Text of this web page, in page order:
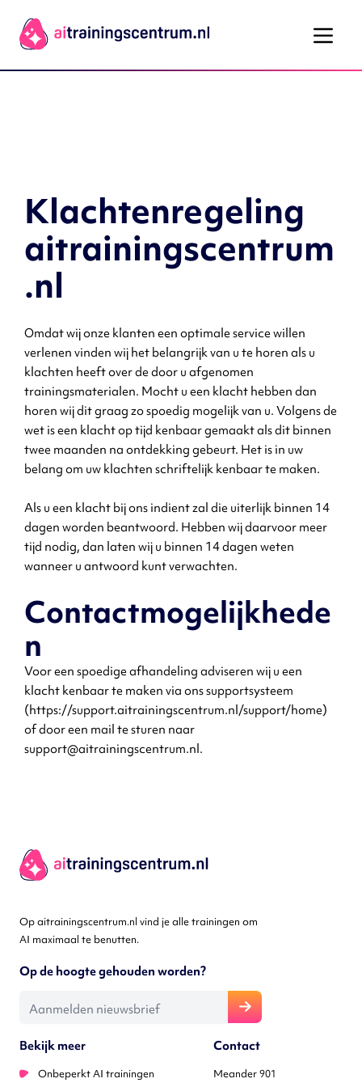
Klachtenregeling
aitrainingscentrum
.nl
Omdat wij onze klanten een optimale service willen
verlenen vinden wij het belangrijk van u te horen als u
klachten heeft over de door u afgenomen
trainingsmaterialen. Mocht u een klacht hebben dan
horen wij dit graag zo spoedig mogelijk van u. Volgens de
wet is een klacht op tijd kenbaar gemaakt als dit binnen
twee maanden na ontdekking gebeurt. Het is in uw
belang om uw klachten schriftelijk kenbaar te maken.
Als u een klacht bij ons indient zal die uiterlijk binnen 14
dagen worden beantwoord. Hebben wij daarvoor meer
tijd nodig, dan laten wij u binnen 14 dagen weten
wanneer u antwoord kunt verwachten.
Contactmogelijkhede
n
Voor een spoedige afhandeling adviseren wij u een
klacht kenbaar te maken via ons supportsysteem
(https://support.aitrainingscentrum.nl/support/home)
of door een mail te sturen naar
support@aitrainingscentrum.nl.
Bekijk meer
Onbeperkt AI trainingen
Contact
Meander 901
Op aitrainingscentrum.nl vind je alle trainingen om
AI maximaal te benutten.
Op de hoogte gehouden worden?